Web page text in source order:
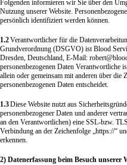
Folgenden informieren wir Sie über den
Nutzung unserer Website.
persönlich identifiziert werden können.
1.2Verantwortlicher für die
Grundverordnung (DSGVO) ist Blood
Dresden, Deutschland, E-Mail:
personenbezogenen Daten Verantwortliche
allein oder gemeinsam mit anderen über
personenbezogenen Daten entscheidet.
1.3Diese Website nutzt aus
personenbezogener Daten und anderer
an den Verantwortlichen) eine SSL-bzw.
Verbindung an der Zeichenfolge „https://“
erkennen.
2) Datenerfassung beim Besuch unserer